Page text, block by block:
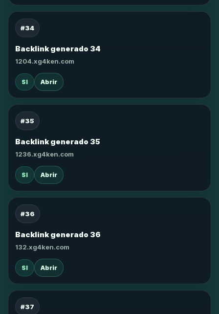
#34
Backlink generado 34
1204.xg4ken.com
SI Abrir
#35
Backlink generado 35
1236.xg4ken.com
SI Abrir
#36
Backlink generado 36
132.xg4ken.com
SI Abrir
#37